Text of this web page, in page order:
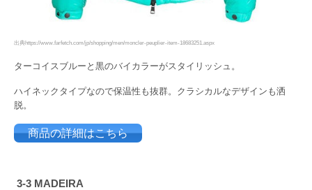
出典https://www.farfetch.com/jp/shopping/men/moncler-peuplier-item-18683251.aspx
ターコイスブルーと黒のバイカラーがスタイリッシュ。
ハイネックタイプなので保温性も抜群。クラシカルなデザインも洒
脱。
商品の詳細はこちら
3-3 MADEIRA